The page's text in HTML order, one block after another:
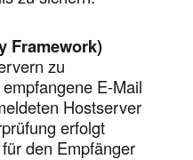
Framework)
zu
E-Mail
Hostserver
erfolgt
den Empfänger